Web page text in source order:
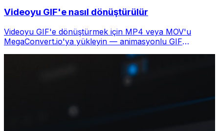
Videoyu GIF'e nasıl dönüştürülür
Videoyu GIF'e dönüştürmek için MP4 veya MOV'u
MegaConvert.io'ya yükleyin — animasyonlu GIF